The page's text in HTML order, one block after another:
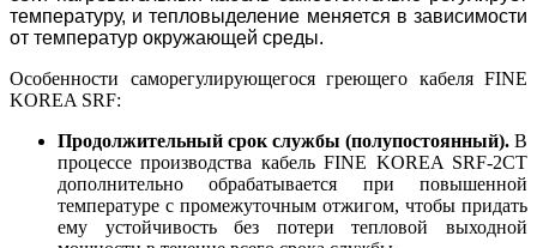
температуру, и тепловыделение меняется в зависимости
от температур окружающей среды.
Особенности саморегулирующегося греющего кабеля FINE
KOREA SRF:
Продолжительный срок службы (полупостоянный). В
процессе производства кабель FINE KOREA SRF-2CT
дополнительно обрабатывается при повышенной
температуре с промежуточным отжигом, чтобы придать
ему устойчивость без потери тепловой выходной